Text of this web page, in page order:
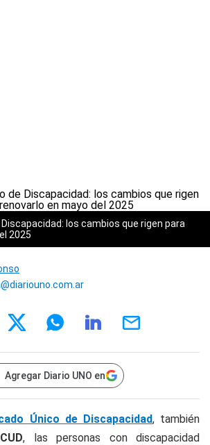
los cambios que rigen para
2025
Agregar Diario UNO en
Único de Discapacidad, también
CUD, las personas con discapacidad